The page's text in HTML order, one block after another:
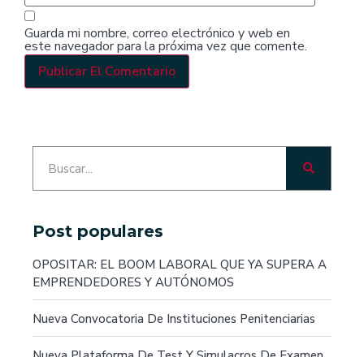
Guarda mi nombre, correo electrónico y web en
este navegador para la próxima vez que comente.
Post populares
OPOSITAR: EL BOOM LABORAL QUE YA SUPERA A
EMPRENDEDORES Y AUTÓNOMOS
Nueva Convocatoria De Instituciones Penitenciarias